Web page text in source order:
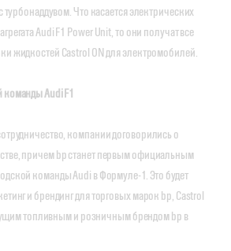
турбонаддувом. Что касается электрических
Audi F1 Power Unit, то они получат все
жидкостей Castrol ON для электромобилей.
команды Audi F1
компании договорились о
причем bp станет первым официальным
команды Audi в Формуле-1. Это будет
и брендинг для торговых марок bp, Castrol
топливным и розничным брендом bp в